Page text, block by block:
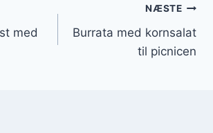
med
NÆSTE
Burrata med kornsalat
til picnicen